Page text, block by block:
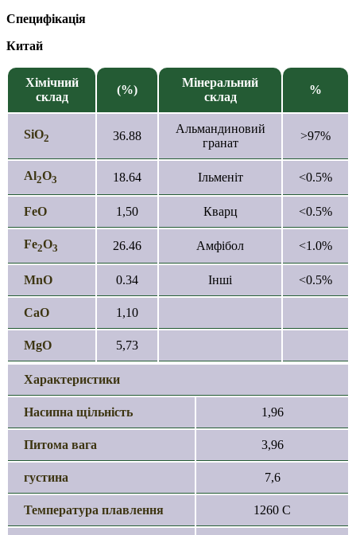
Специфікація
Китай
Хімічний
склад
(%)
Мінеральний
склад
%
SiO2 36.88
Альмандиновий
гранат
>97%
Al2O3 18.64 Ільменіт <0.5%
FeO 1,50 Кварц <0.5%
Fe2O3 26.46 Амфібол <1.0%
MnO 0.34 Інші <0.5%
CaO 1,10
MgO 5,73
Характеристики
Насипна щільність 1,96
Питома вага 3,96
густина 7,6
Температура плавлення 1260 С